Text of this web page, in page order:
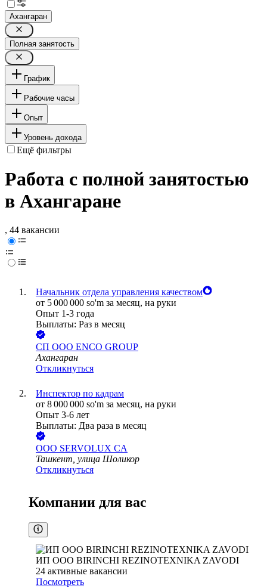
Ахангаран
Полная занятость
График
Рабочие часы
Опыт
Уровень дохода
Ещё фильтры
Работа с полной занятостью
в Ахангаране
, 44 вакансии
Начальник отдела управления качеством
от 5 000 000 so'm за месяц, на руки
Опыт 1-3 года
Выплаты: Раз в месяц
СП ООО ENCO GROUP
Ахангаран
Откликнуться
Инспектор по кадрам
от 8 000 000 so'm за месяц, на руки
Опыт 3-6 лет
Выплаты: Два раза в месяц
ООО SERVOLUX CA
Ташкент, улица Шоликор
Откликнуться
Компании для вас
ИП ООО BIRINCHI REZINOTEXNIKA ZAVODI
24 активные вакансии
Посмотреть